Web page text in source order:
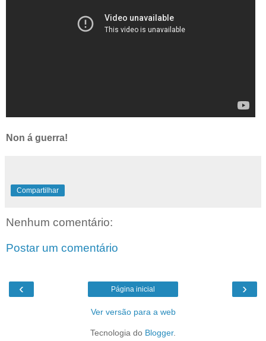
Non á guerra!
Compartilhar
Nenhum comentário:
Postar um comentário
‹ ›
Página inicial
Ver versão para a web
Tecnologia do Blogger.